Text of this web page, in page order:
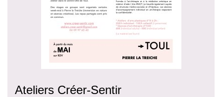
Ateliers Créer-Sentir